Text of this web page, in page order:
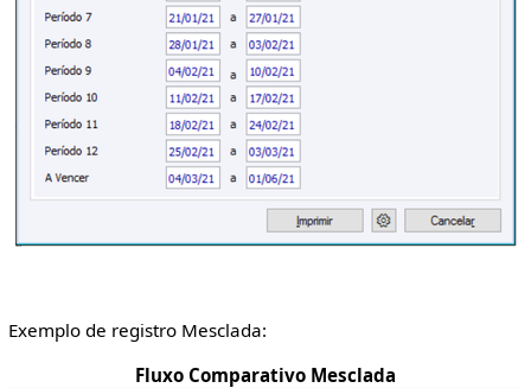
Exemplo de registro Mesclada:
Fluxo Comparativo Mesclada